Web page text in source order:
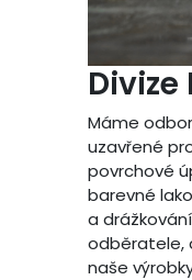
Máme
uzavřené
povrchové
barevné
a
odběratele,
naše